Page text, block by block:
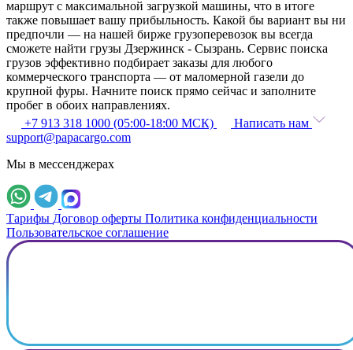
маршрут с максимальной загрузкой машины, что в итоге
также повышает вашу прибыльность. Какой бы вариант вы ни
предпочли — на нашей бирже грузоперевозок вы всегда
сможете найти грузы Дзержинск - Сызрань. Сервис поиска
грузов эффективно подбирает заказы для любого
коммерческого транспорта — от маломерной газели до
крупной фуры. Начните поиск прямо сейчас и заполните
пробег в обоих направлениях.
+7 913 318 1000 (05:00-18:00 МСК)
Написать нам
support@papacargo.com
Мы в мессенджерах
Тарифы Договор оферты Политика конфиденциальности
Пользовательское соглашение